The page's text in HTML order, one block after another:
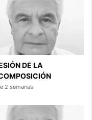
DE LA
2 semanas